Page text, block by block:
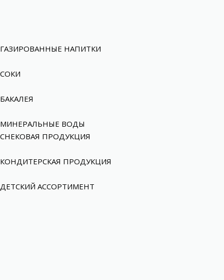
ГАЗИРОВАННЫЕ НАПИТКИ
СОКИ
БАКАЛЕЯ
МИНЕРАЛЬНЫЕ ВОДЫ
СНЕКОВАЯ ПРОДУКЦИЯ
КОНДИТЕРСКАЯ ПРОДУКЦИЯ
ДЕТСКИЙ АССОРТИМЕНТ